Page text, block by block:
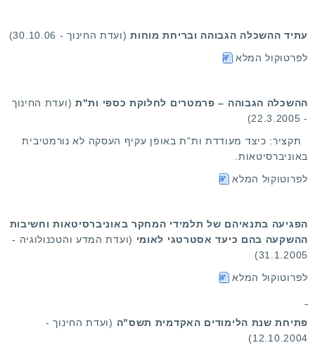
עתיד ההשכלה הגבוהה ובריחת מוחות(ועדת החינוך - 30.10.06)
לפרטוקול המלא
ההשכלה הגבוהה – פרמטרים לחלוקת כספי ות"ת (ועדת החינוך
- 22.3.2005)
תקציר: כיצד מעודדת ות"ת באופן עקיף העסקה לא נורמטיבית
באוניברסיטאות.
לפרוטוקול המלא
הפגיעה בתנאיהם של תלמידי המחקר באוניברסיטאות וחשיבות
ההשקעה בהם כיעד אסטרטגי לאומי (ועדת המדע והטכנולוגיה -
‎31.1.2005)
לפרוטוקול המלא
פתיחת שנת הלימודים האקדמית תשס"ה (ועדת החינוך -
12.10.2004)